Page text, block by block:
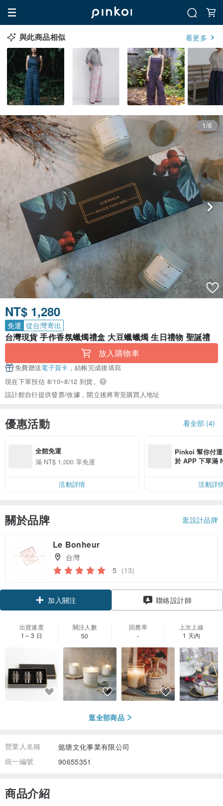
與此商品相似 看更多
1/6
NT$ 1,280
免運 從台灣寄出
台灣現貨 手作香氛蠟燭禮盒 大豆蠟蠟燭 生日禮物 聖誕禮
放入購物車
免費贈送電子賀卡 ，結帳完成後填寫
現在下單預估 8/10~8/12 到貨。
設計館自行提供發票/收據，開立後將寄至購買人地址
優惠活動 看全部 (4)
全館免運
滿 NT$ 1,000 享免運
活動詳情
Pinkoi 幫你付
於 APP 下單滿
活動詳
關於品牌 逛設計品牌
Le Bonheur
台灣
5 (13)
加入關注 聯絡設計師
出貨速度
1～3 日
關注人數
50
回應率
-
上次上線
1 天內
逛全部商品
營業人名稱
懿塘文化事業有限公司
統一編號
90655351
商品介紹